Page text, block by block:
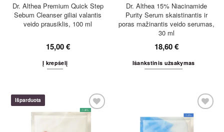
Dr. Althea Premium Quick Step
Sebum Cleanser giliai valantis
veido prausiklis, 100 ml
15,00€
Į krepšelį
Dr. Althea 15% Niacinamide
Purity Serum skaistinantis ir
poras mažinantis veido serumas,
30 ml
18,60€
Išankstinis užsakymas
Išparduota